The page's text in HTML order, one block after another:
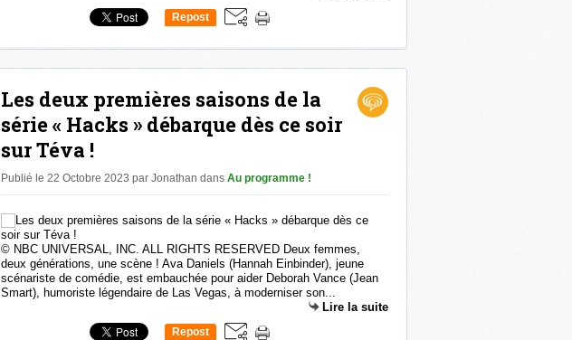
Repost
Les deux premières saisons de la
série « Hacks » débarque dès ce soir
sur Téva !
Publié le 22 Octobre 2023 par Jonathan dans Au programme !
© NBC UNIVERSAL, INC. ALL RIGHTS RESERVED Deux femmes,
deux générations, une scène ! Ava Daniels (Hannah Einbinder), jeune
scénariste de comédie, est embauchée pour aider Deborah Vance (Jean
Smart), humoriste légendaire de Las Vegas, à moderniser son...
Lire la suite
Repost